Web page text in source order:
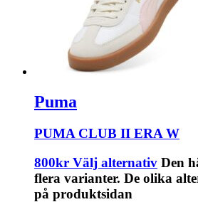
Puma
PUMA CLUB II ERA W
800kr Välj alternativ Den
flera varianter. De olika
på produktsidan